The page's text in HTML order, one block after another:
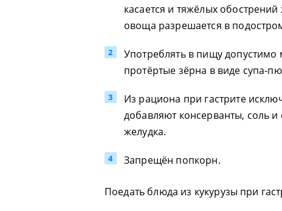
касается и тяжёлых
овоща разрешается в
Употреблять в пищу
протёртые зёрна в виде супа-
Из рациона при гастрите
добавляют консерванты, соль
желудка.
Запрещён попкорн.
Поедать блюда из кукурузы при